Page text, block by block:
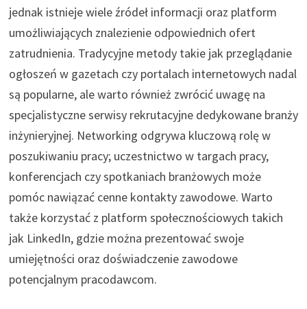
jednak istnieje wiele źródeł informacji oraz platform
umożliwiających znalezienie odpowiednich ofert
zatrudnienia. Tradycyjne metody takie jak przeglądanie
ogłoszeń w gazetach czy portalach internetowych nadal
są popularne, ale warto również zwrócić uwagę na
specjalistyczne serwisy rekrutacyjne dedykowane branży
inżynieryjnej. Networking odgrywa kluczową rolę w
poszukiwaniu pracy; uczestnictwo w targach pracy,
konferencjach czy spotkaniach branżowych może
pomóc nawiązać cenne kontakty zawodowe. Warto
także korzystać z platform społecznościowych takich
jak LinkedIn, gdzie można prezentować swoje
umiejętności oraz doświadczenie zawodowe
potencjalnym pracodawcom.